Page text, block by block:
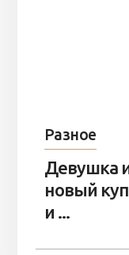
Разное
Девушка
новый
и ...